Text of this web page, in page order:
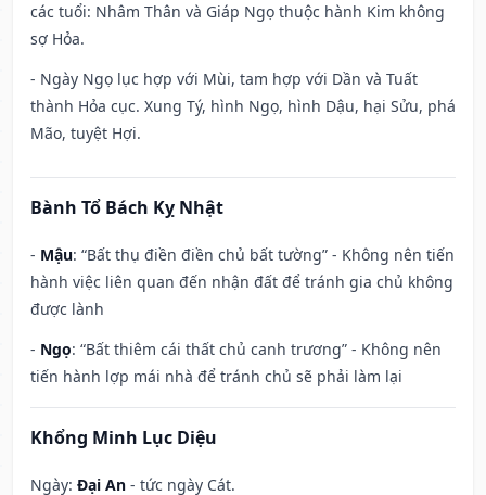
các tuổi: Nhâm Thân và Giáp Ngọ thuộc hành Kim không
sợ Hỏa.
- Ngày Ngọ lục hợp với Mùi, tam hợp với Dần và Tuất
thành Hỏa cục. Xung Tý, hình Ngọ, hình Dậu, hại Sửu, phá
Mão, tuyệt Hợi.
Bành Tổ Bách Kỵ Nhật
- Mậu: “Bất thụ điền điền chủ bất tường” - Không nên tiến
hành việc liên quan đến nhận đất để tránh gia chủ không
được lành
- Ngọ: “Bất thiêm cái thất chủ canh trương” - Không nên
tiến hành lợp mái nhà để tránh chủ sẽ phải làm lại
Khổng Minh Lục Diệu
Ngày: Đại An - tức ngày Cát.